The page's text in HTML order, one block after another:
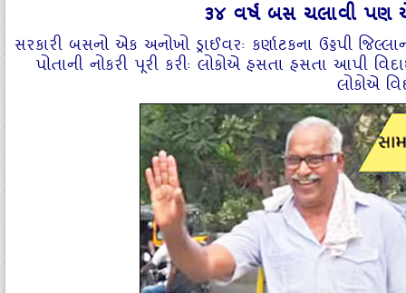
૩૪ વર્ષ બસ ચલાવી પણ
સરકારી બસનો એક અનોખો ડ્રાઈવરઃ કર્ણાટકના ઉડ્ડપી
પોતાની નોકરી પૂરી કરીઃ લોકોએ હસતા હસતા આપી
લોકોએ